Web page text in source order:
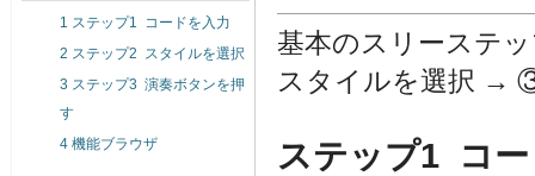
1 ステップ1 コードを入力
2 ステップ2 スタイルを選択
3 ステップ3 演奏ボタンを押
す
4 機能ブラウザ
基本のスリーステ
スタイルを選択 →
ステップ1 コ